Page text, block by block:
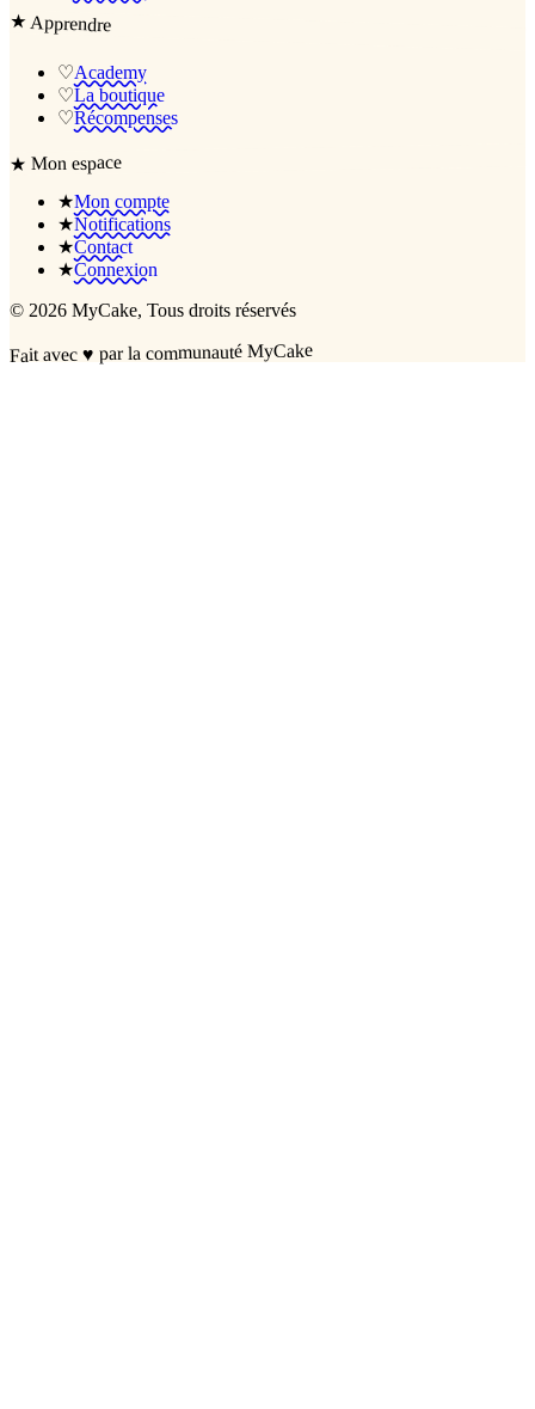
★Apprendre
♡Academy
♡La boutique
♡Récompenses
★Mon espace
★Mon compte
★Notifications
★Contact
★Connexion
© 2026 MyCake, Tous droits réservés
Fait avec♥ par la communauté MyCake